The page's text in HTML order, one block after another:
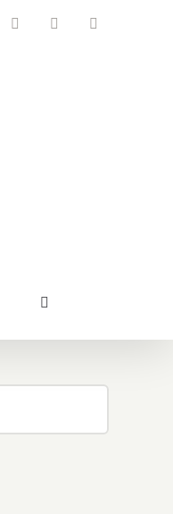
InstagramYouTubeEmail